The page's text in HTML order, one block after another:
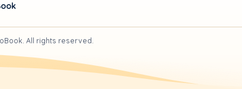
All rights reserved.